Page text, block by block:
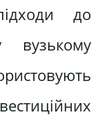
до
вузькому